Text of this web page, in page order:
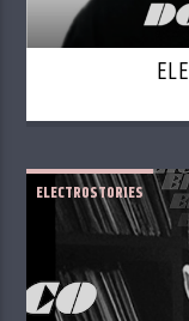
ELECTROSTORIES